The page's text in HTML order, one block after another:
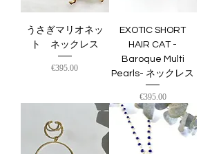
うさぎマリオネッ
ト ネックレス
価格
€395.00
EXOTIC SHORT
HAIR CAT -
Baroque Multi
Pearls- ネックレス
価格
€395.00